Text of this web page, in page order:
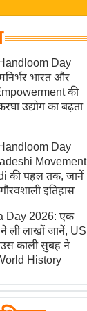
Day
भारत और
की
उद्योग का बढ़ता
Day
Movement
की पहल तक, जानें
इतिहास
Day 2026: एक
ली लाखों जानें, US
काली सुबह ने
History